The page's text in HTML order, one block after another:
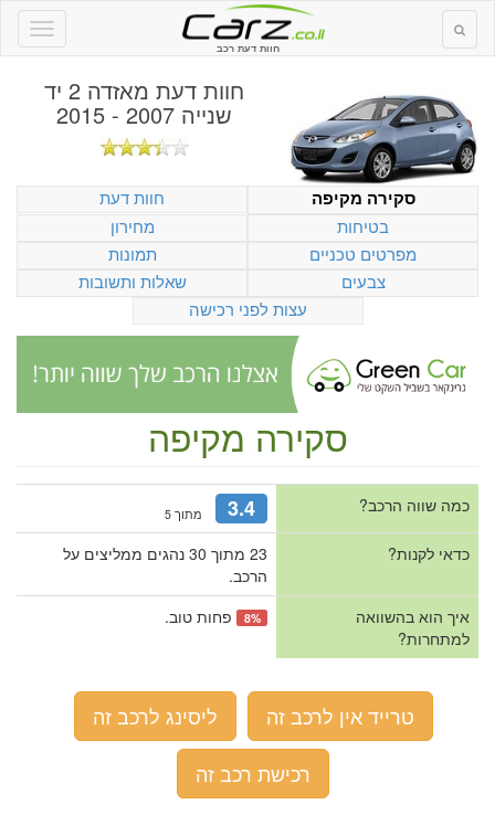
חוות דעת רכב
חוות דעת מאזדה 2 יד
שנייה 2007 - 2015
סקירה מקיפה
חוות דעת
בטיחות
מחירון
מפרטים טכניים
תמונות
צבעים
שאלות ותשובות
עצות לפני רכישה
סקירה מקיפה
כמה שווה הרכב? 3.4 מתוך 5
כדאי לקנות?
23 מתוך 30 נהגים ממליצים על
הרכב.
איך הוא בהשוואה
למתחרות?
8% פחות טוב.
טרייד אין לרכב זה
ליסינג לרכב זה
רכישת רכב זה